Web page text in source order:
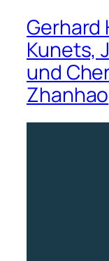
Gerhard
Kunets,
und
Zhanhao